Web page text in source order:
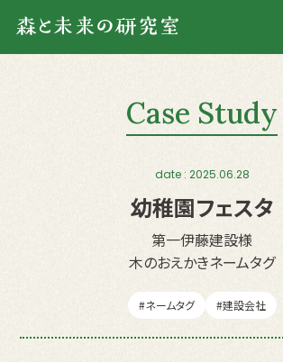
森と未来の研究室について
オンラインショップ
Case Study
date : 2025.06.28
幼稚園フェスタ
第一伊藤建設様
木のおえかきネームタグ
#ネームタグ #建設会社